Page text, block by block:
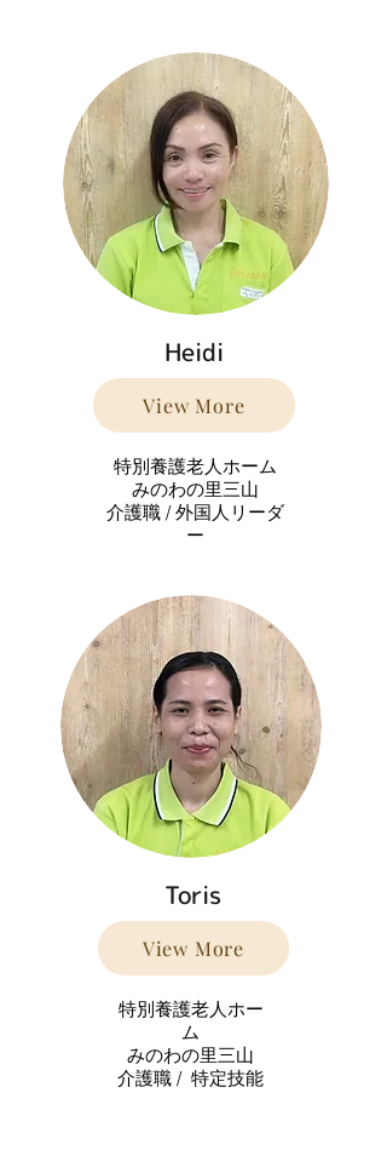
Heidi
View More
特別養護老人ホーム
みのわの里三山
​介護職 / 外国人リーダ
ー
Toris
View More
特別養護老人ホー
ム
みのわの里三山
​介護職 / 特定技能